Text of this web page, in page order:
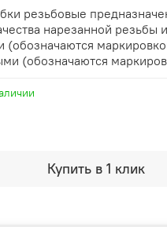
Купить в 1 клик
резьбовые
нарезанной резьбы
(обозначаются
(обозначаются